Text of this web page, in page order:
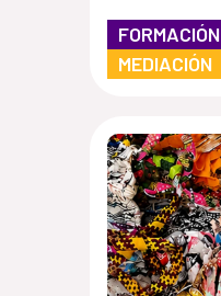
FORMACIÓN
MEDIACIÓN